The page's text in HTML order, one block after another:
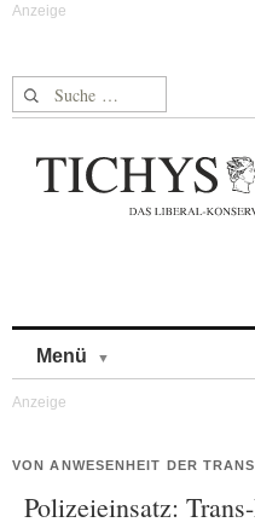
Suche nach:
Menü
VON ANWESENHEIT DER
Polizeieinsatz: